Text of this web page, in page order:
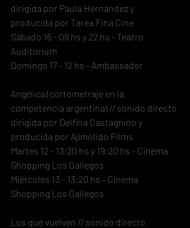
dirigida por Paula Hernández y
producida por Tarea Fina Cine
Sábado 16 - 09 hs y 22 hs - Teatro
Auditorium
Domingo 17 - 12 hs - Ambassador
Angélica (cortometraje en la
competencia argentina) // sonido directo
dirigida por Delfina Castagnino y
producida por Ajímolido Films
Martes 12 - 13:20 hs y 19:20 hs - Cinema
Shopping Los Gallegos
Miércoles 13 - 13:20 hs - Cinema
Shopping Los Gallegos
Los que vuelven // sonido directo